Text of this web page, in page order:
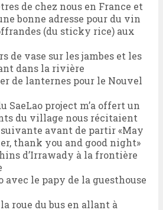
de chez nous en France et
bonne adresse pour du vin
(du sticky rice) aux
de vase sur les jambes et les
dans la rivière
de lanternes pour le Nouvel
SaeLao project m’a offert un
du village nous récitaient
avant de partir «May
thank you and good night»
d’Irrawady à la frontière
avec le papy de la guesthouse
roue du bus en allant à